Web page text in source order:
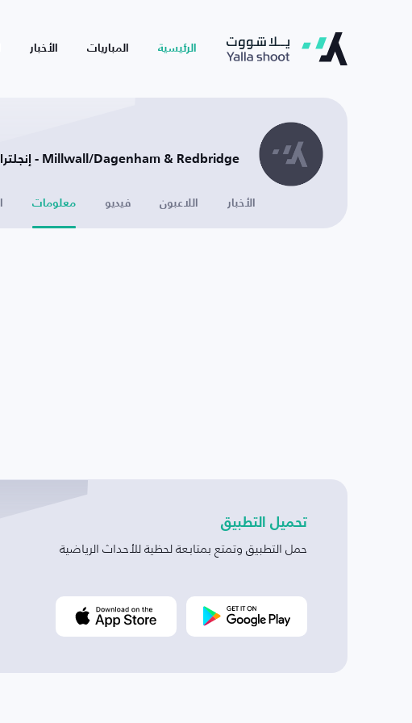
الرئيسية المباريات الأخبار
Millwall/Dagenham & Redbridge - إنجلترا
الأخبار اللاعبون فيديو معلومات
تحميل التطبيق
حمل التطبيق وتمتع بمتابعة لحظية للأحداث الرياضية